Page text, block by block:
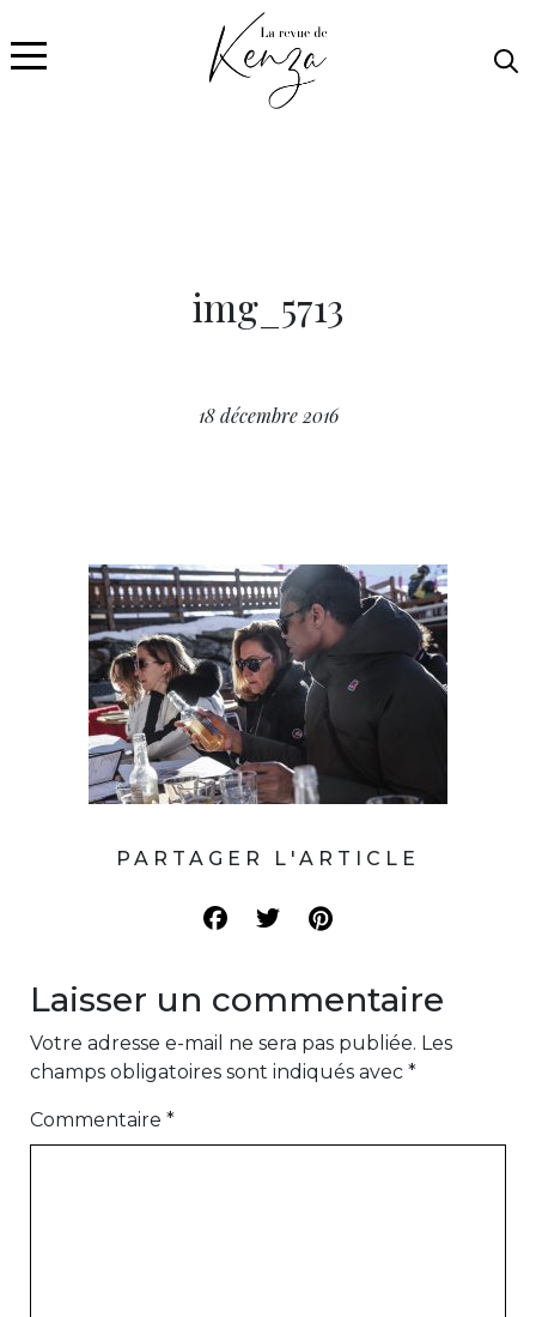
img_5713
18 décembre 2016
PARTAGER L'ARTICLE
Laisser un commentaire
Votre adresse e-mail ne sera pas publiée. Les
champs obligatoires sont indiqués avec *
Commentaire *